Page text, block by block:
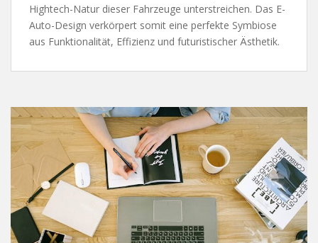
Hightech-Natur dieser Fahrzeuge unterstreichen. Das E-
Auto-Design verkörpert somit eine perfekte Symbiose
aus Funktionalität, Effizienz und futuristischer Ästhetik.